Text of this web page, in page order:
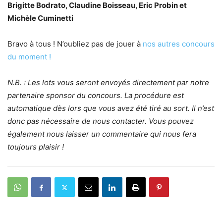
Brigitte Bodrato, Claudine Boisseau, Eric Probin et
Michèle Cuminetti
Bravo à tous ! N’oubliez pas de jouer à nos autres concours
du moment !
N.B. : Les lots vous seront envoyés directement par notre
partenaire sponsor du concours. La procédure est
automatique dès lors que vous avez été tiré au sort. Il n’est
donc pas nécessaire de nous contacter. Vous pouvez
également nous laisser un commentaire qui nous fera
toujours plaisir !